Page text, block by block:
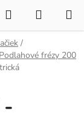
Hľadať
KOŠÍK
/
Podlahové frézy 200
-